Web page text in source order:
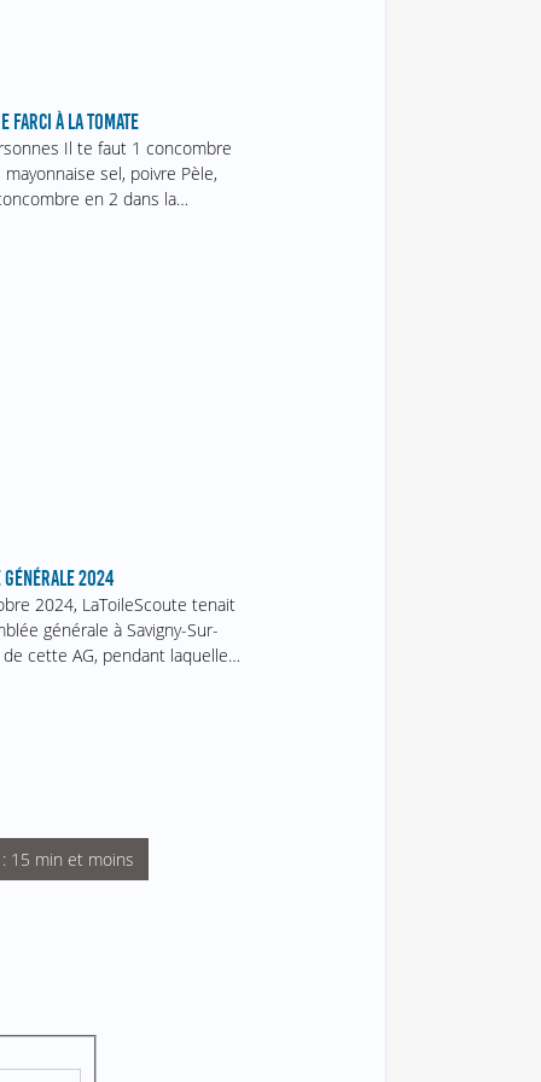
FARCI À LA TOMATE
Il te faut 1 concombre
sel, poivre Pèle,
en 2 dans la…
GÉNÉRALE 2024
2024, LaToileScoute tenait
générale à Savigny-Sur-
de cette AG, pendant laquelle…
15 min et moins